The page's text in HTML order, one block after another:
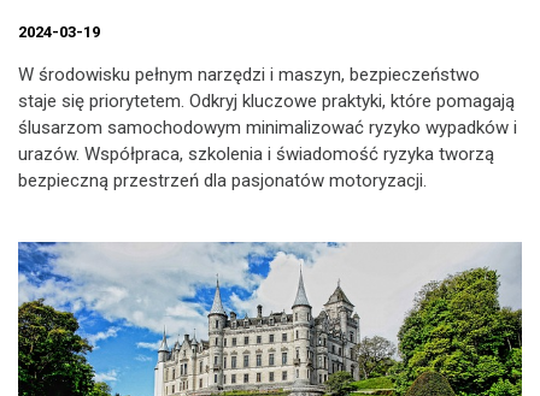
2024-03-19
W środowisku pełnym narzędzi i maszyn, bezpieczeństwo
staje się priorytetem. Odkryj kluczowe praktyki, które pomagają
ślusarzom samochodowym minimalizować ryzyko wypadków i
urazów. Współpraca, szkolenia i świadomość ryzyka tworzą
bezpieczną przestrzeń dla pasjonatów motoryzacji.